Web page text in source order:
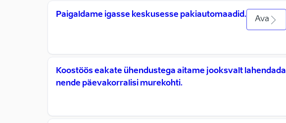
Paigaldame igasse keskusesse pakiautomaadid.
Ava
Koostöös eakate ühendustega aitame jooksvalt lahendada
nende päevakorralisi murekohti.